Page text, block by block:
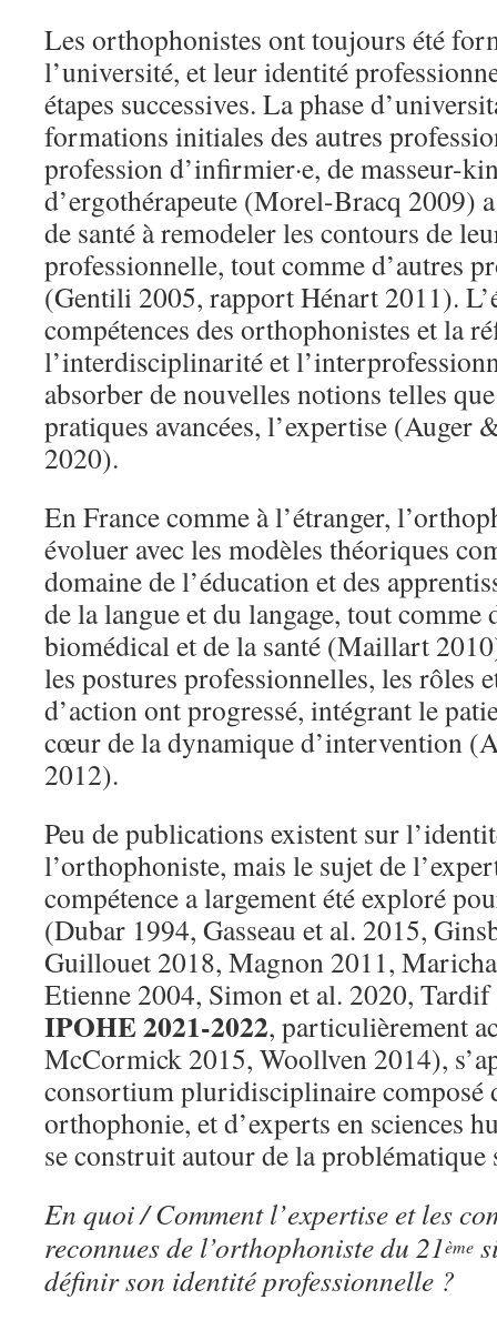
Les orthophonistes ont toujours été
l’université, et leur identité
étapes successives. La phase
formations initiales des autres
profession d’infirmier·e, de masseur-
d’ergothérapeute (Morel-Bracq 2009)
de santé à remodeler les contours de
professionnelle, tout comme d’autres
(Gentili 2005, rapport Hénart 2011).
compétences des orthophonistes et la
l’interdisciplinarité et
absorber de nouvelles notions telles
pratiques avancées, l’expertise
2020).
En France comme à l’étranger,
évoluer avec les modèles théoriques
domaine de l’éducation et des
de la langue et du langage, tout comme
biomédical et de la santé (Maillart
les postures professionnelles, les rôles
d’action ont progressé, intégrant le
cœur de la dynamique d’intervention
2012).
Peu de publications existent sur
l’orthophoniste, mais le sujet de
compétence a largement été exploré
(Dubar 1994, Gasseau et al. 2015,
Guillouet 2018, Magnon 2011,
Etienne 2004, Simon et al. 2020,
IPOHE 2021-2022, particulièrement
McCormick 2015, Woollven 2014),
consortium pluridisciplinaire composé
orthophonie, et d’experts en sciences
se construit autour de la problématique
En quoi / Comment l’expertise et les
reconnues de l’orthophoniste du 21ème
définir son identité professionnelle ?